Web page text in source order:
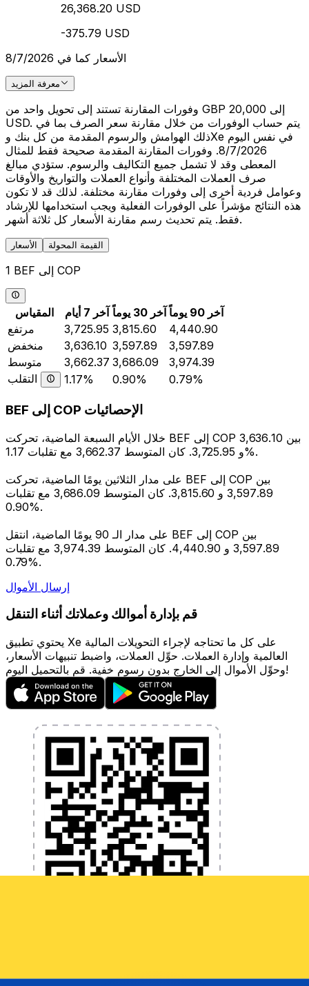
26,368.20 USD
-375.79 USD
الأسعار كما في 8/7/2026
معرفة المزيد
وفورات المقارنة تستند إلى تحويل واحد من GBP 20,000 إلى
USD. يتم حساب الوفورات من خلال مقارنة سعر الصرف بما في
ذلك الهوامش والرسوم المقدمة من كل بنك وXe في نفس اليوم
8/7/2026. وفورات المقارنة المقدمة صحيحة فقط للمثال
المعطى وقد لا تشمل جميع التكاليف والرسوم. ستؤدي مبالغ
صرف العملات المختلفة وأنواع العملات والتواريخ والأوقات
وعوامل فردية أخرى إلى وفورات مقارنة مختلفة. لذلك قد لا تكون
هذه النتائج مؤشراً على الوفورات الفعلية ويجب استخدامها للإرشاد
فقط. يتم تحديث رسم مقارنة الأسعار كل ثلاثة أشهر.
الأسعار القيمة المحولة
1 BEF إلى COP
المقياس آخر 7 أيام آخر 30 يوماً
آخر 90 يوماً
مرتفع
3,725.95 3,815.60
4,440.90
منخفض
3,636.10 3,597.89
3,597.89
متوسط
3,662.37 3,686.09
3,974.39
التقلب
1.17% 0.90% 0.79%
BEF إلى COP الإحصائيات
خلال الأيام السبعة الماضية، تحركت BEF إلى COP بين 3,636.10
و 3,725.95. كان المتوسط 3,662.37 مع تقلبات 1.17%.
على مدار الثلاثين يومًا الماضية، تحركت BEF إلى COP بين
3,597.89 و 3,815.60. كان المتوسط 3,686.09 مع تقلبات
0.90%.
على مدار الـ 90 يومًا الماضية، انتقل BEF إلى COP بين
3,597.89 و 4,440.90. كان المتوسط 3,974.39 مع تقلبات
0.79%.
إرسال الأموال
قم بإدارة أموالك وعملاتك أثناء التنقل
يحتوي تطبيق Xe على كل ما تحتاجه لإجراء التحويلات المالية
العالمية وإدارة العملات. حوِّل العملات، واضبط تنبيهات الأسعار،
وحوِّل الأموال إلى الخارج بدون رسوم خفية. قم بالتحميل اليوم!